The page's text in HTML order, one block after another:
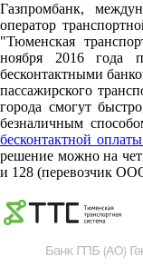
Газпромбанк,
оператор
"Тюменская
ноября 2016 года
бесконтактными
пассажирского
города смогут
безналичным
бесконтактной
решение можно на
и 128 (перевозчик